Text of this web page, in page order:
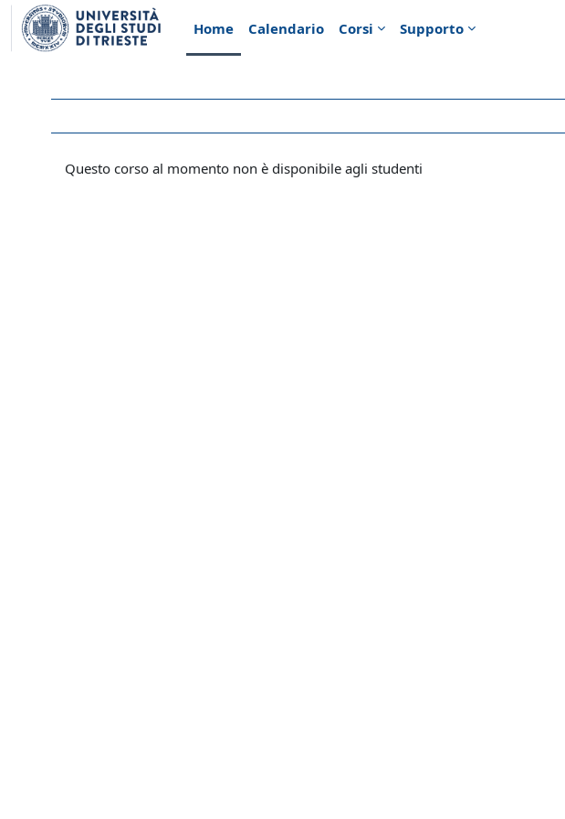
Vai al contenuto principale
Home
Calendario Corsi Supporto
Questo corso al momento non è disponibile agli studenti